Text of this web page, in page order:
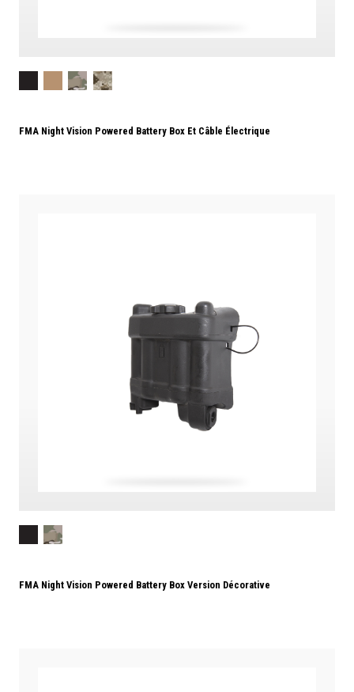
FMA Night Vision Powered Battery Box Et Câble Électrique
FMA Night Vision Powered Battery Box Version Décorative